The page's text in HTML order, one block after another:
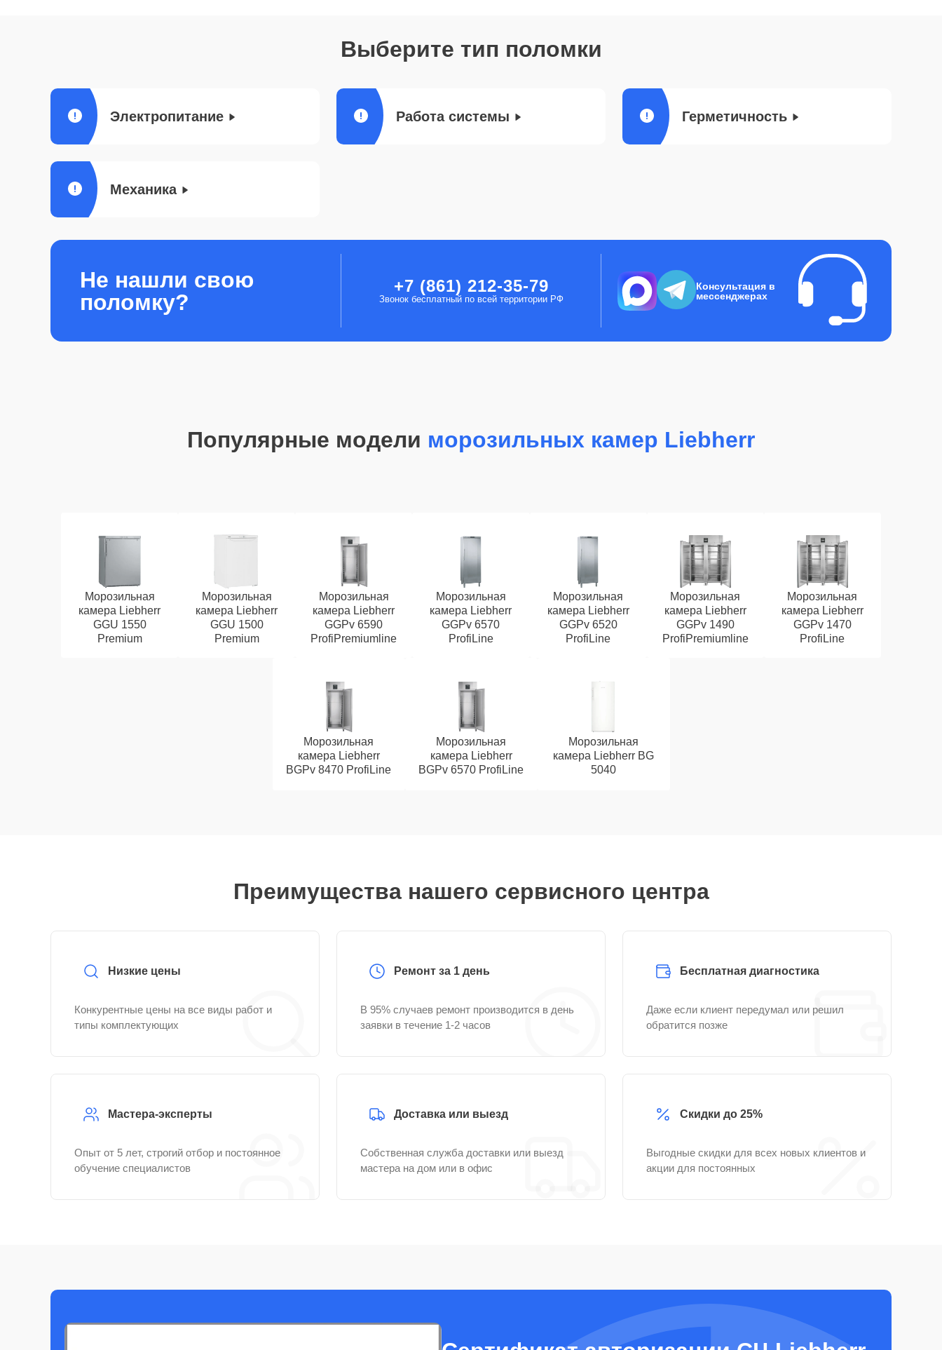
Выберите тип поломки
Электропитание Работа системы Герметичность
Механика
Не нашли свою
поломку?
+7 (861) 212-35-79
Звонок бесплатный по всей территории РФ
Консультация в
мессенджерах
Популярные модели морозильных камер Liebherr
Морозильная
камера Liebherr
GGU 1550
Premium
Морозильная
камера Liebherr
GGU 1500
Premium
Морозильная
камера Liebherr
GGPv 6590
ProfiPremiumline
Морозильная
камера Liebherr
GGPv 6570
ProfiLine
Морозильная
камера Liebherr
GGPv 6520
ProfiLine
Морозильная
камера Liebherr
GGPv 1490
ProfiPremiumline
Морозильная
камера Liebherr
GGPv 1470
ProfiLine
Морозильная
камера Liebherr
BGPv 8470 ProfiLine
Морозильная
камера Liebherr
BGPv 6570 ProfiLine
Морозильная
камера Liebherr BG
5040
Преимущества нашего сервисного центра
Низкие цены
Конкурентные цены на все виды работ и
типы комплектующих
Ремонт за 1 день
В 95% случаев ремонт производится в день
заявки в течение 1-2 часов
Бесплатная диагностика
Даже если клиент передумал или решил
обратится позже
Мастера-эксперты
Опыт от 5 лет, строгий отбор и постоянное
обучение специалистов
Доставка или выезд
Собственная служба доставки или выезд
мастера на дом или в офис
Скидки до 25%
Выгодные скидки для всех новых клиентов и
акции для постоянных